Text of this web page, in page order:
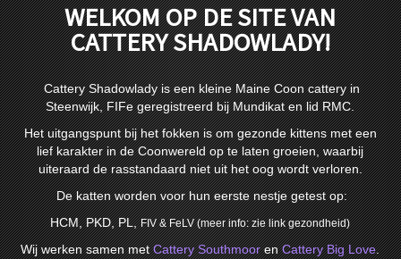
WELKOM OP DE SITE VAN
CATTERY SHADOWLADY!
Cattery Shadowlady is een kleine Maine Coon cattery in
Steenwijk, FIFe geregistreerd bij Mundikat en lid RMC.
Het uitgangspunt bij het fokken is om gezonde kittens met een
lief karakter in de Coonwereld op te laten groeien, waarbij
uiteraard de rasstandaard niet uit het oog wordt verloren.
De katten worden voor hun eerste nestje getest op:
HCM, PKD, PL,FIV & FeLV(meer info: zie link gezondheid)
Wij werken samen metCattery SouthmoorenCattery Big Love.